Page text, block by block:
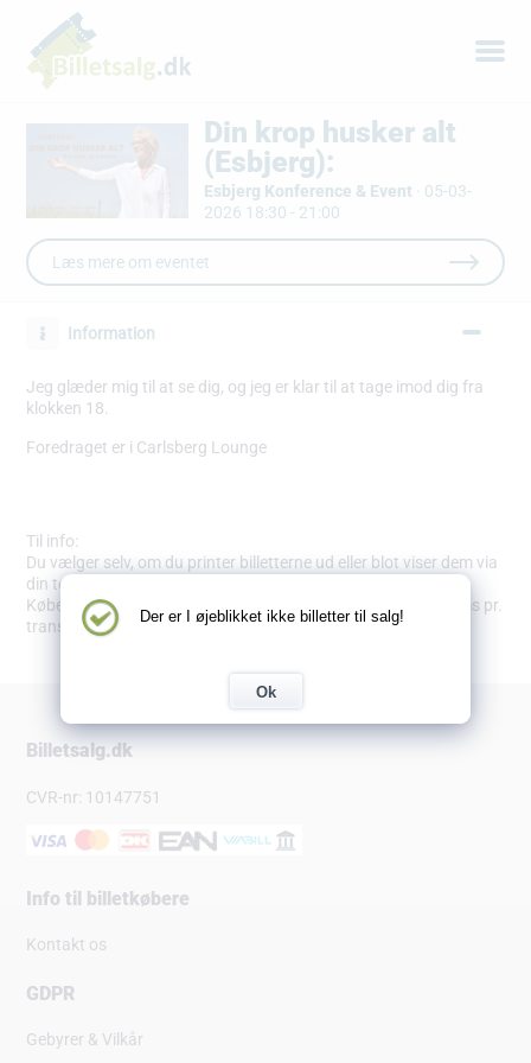
Din krop husker alt
(Esbjerg):
Esbjerg Konference & Event · 05-03-
2026 18:30 - 21:00
Læs mere om eventet
Information
Jeg glæder mig til at se dig, og jeg er klar til at tage imod dig fra
klokken 18.
Foredraget er i Carlsberg Lounge
Til info:
Du vælger selv, om du printer billetterne ud eller blot viser dem via
din telefon.
Købet bliver pålagt en adm. omkostning på 9,89 kr. inkl. moms pr.
transaktion.
Der er I øjeblikket ikke billetter til salg!
Ok
Billetsalg.dk
CVR-nr: 10147751
Info til billetkøbere
Kontakt os
GDPR
Gebyrer & Vilkår